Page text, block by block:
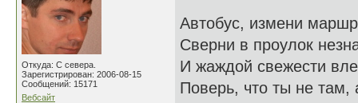
Откуда: С севера.
Зарегистрирован: 2006-08-15
Сообщений: 15171
Вебсайт
Автобус, измени
Сверни в проулок
И жаждой свежести
Поверь, что ты не там,